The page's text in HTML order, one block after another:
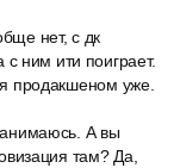
нет, с дк
ним ити поиграет.
продакшеном уже.
А вы
там? Да,